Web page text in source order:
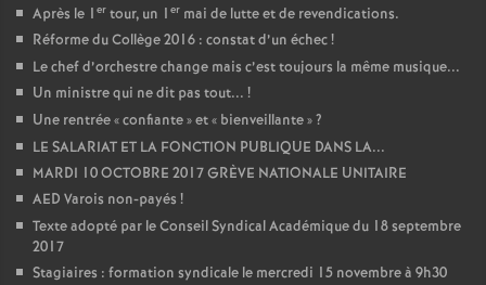
Après le 1 er tour, un 1 er mai de lutte et de revendications.
Réforme du Collège 2016 : constat d’un échec!
Le chef d’orchestre change mais c’est toujours la même musique...
Un ministre qui ne dit pas tout... !
Une rentrée «confiante» et « bienveillante»?
LE SALARIAT ET LA FONCTION PUBLIQUE DANS LA...
MARDI 10 OCTOBRE 2017 GRÈVE NATIONALE UNITAIRE
AED Varois non-payés !
Texte adopté par le Conseil Syndical Académique du 18 septembre
2017
Stagiaires : formation syndicale le mercredi 15 novembre à 9h30